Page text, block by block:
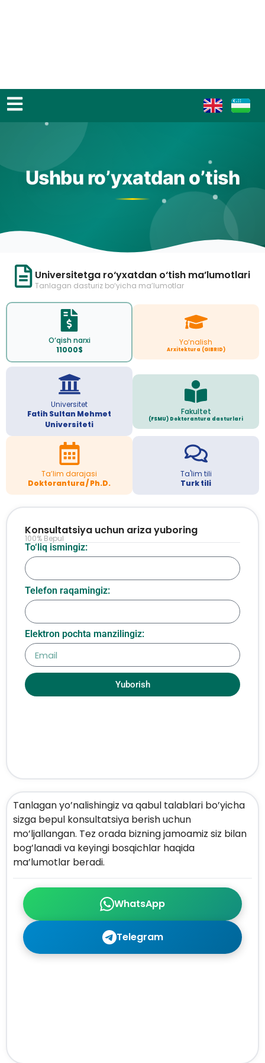
Ushbu ro’yxatdan o’tish
Universitetga ro‘yxatdan o‘tish ma’lumotlari
Tanlagan dasturiz bo‘yicha ma’lumotlar
O‘qish narxi
11000$
Yo‘nalish
Arxitektura (GIBRID)
Universitet
Fatih Sultan Mehmet
Universiteti
Fakultet
(FSMU) Doktorantura dasturlari
Ta’lim darajasi
Doktorantura / Ph.D.
Ta'lim tili
Turk tili
WhatsApp
Telegram
Tanlagan yo’nalishingiz va qabul talablari bo’yicha
sizga bepul konsultatsiya berish uchun
mo’ljallangan. Tez orada bizning jamoamiz siz bilan
bog’lanadi va keyingi bosqichlar haqida
ma’lumotlar beradi.
To‘liq ismingiz:
Telefon raqamingiz:
Elektron pochta manzilingiz:
Yuborish
Konsultatsiya uchun ariza yuboring
100% Bepul